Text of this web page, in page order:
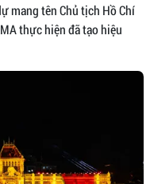
mang tên Chủ tịch Hồ Chí
thực hiện đã tạo hiệu